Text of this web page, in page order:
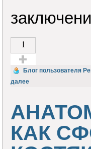
1
Голос за!
Блог пользователя
далее
КАК